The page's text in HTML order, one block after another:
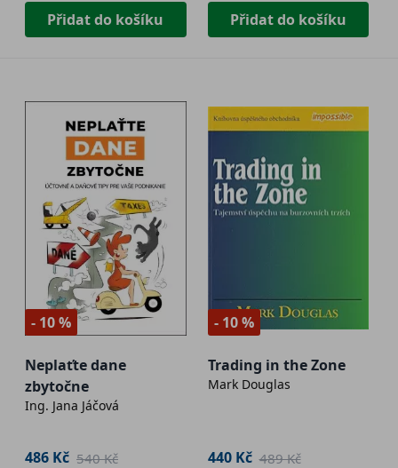
Přidat do košíku Přidat do košíku
- 10 %
Neplaťte dane
zbytočne
Ing. Jana Jáčová
486 Kč 540 Kč
- 10 %
Trading in the Zone
Mark Douglas
440 Kč 489 Kč